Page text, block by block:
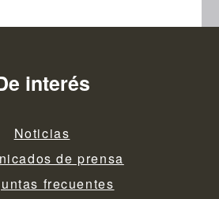
interés
Noticias
de prensa
frecuentes